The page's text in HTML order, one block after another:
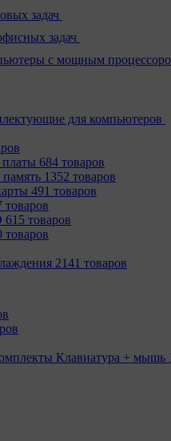
задач
задач
с мощным
для компьютеров
684 товаров
1352 товаров
491 товаров
товаров
615 товаров
товаров
2141 товаров
Клавиатура + мышь